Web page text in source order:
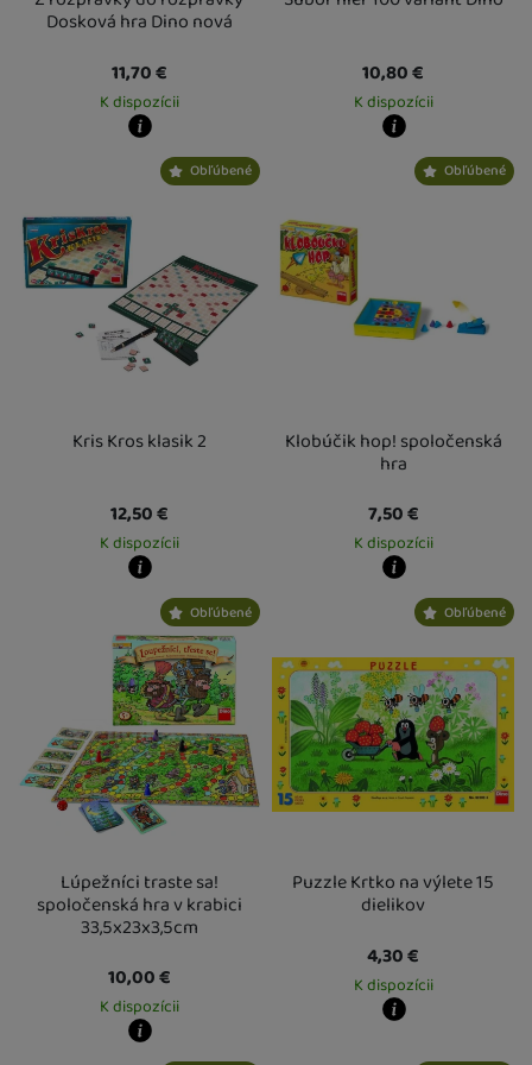
Dosková hra Dino nová
11,70€
K dispozícii
Kdy zboží dostanete?
Osobný odber vo výdajnom mieste
10,80€
K dispozícii
Kdy zboží dostanete?
Osobný odber vo výdajnom mieste
Obľúbené
Kris Kros klasik 2
12,50€
K dispozícii
Kdy zboží dostanete?
Osobný odber vo výdajnom mieste
17. 8.
Obľúbené
Klobúčik hop! spoločenská
hra
7,50€
K dispozícii
Kdy zboží dostanete?
Osobný odber vo výdajnom mieste
Obľúbené
Lúpežníci traste sa!
spoločenská hra v krabici
33,5x23x3,5cm
10,00€
K dispozícii
Obľúbené
Puzzle Krtko na výlete 15
dielikov
4,30€
K dispozícii